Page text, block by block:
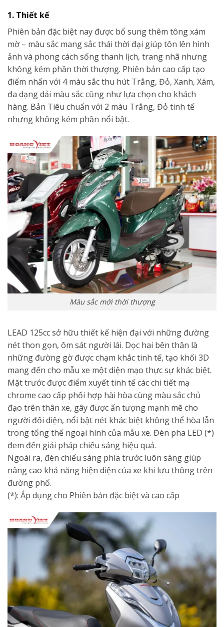
1. Thiết kế
Phiên bản đặc biệt nay được bổ sung thêm tông xám
mờ – màu sắc mang sắc thái thời đại giúp tôn lên hình
ảnh và phong cách sống thanh lịch, trang nhã nhưng
không kém phần thời thượng. Phiên bản cao cấp tạo
điểm nhấn với 4 màu sắc thu hút Trắng, Đỏ, Xanh, Xám,
đa dạng dải màu sắc cũng như lựa chọn cho khách
hàng. Bản Tiêu chuẩn với 2 màu Trắng, Đỏ tinh tế
nhưng không kém phần nổi bật.
Màu sắc mới thời thượng
LEAD 125cc sở hữu thiết kế hiện đại với những đường
nét thon gọn, ôm sát người lái. Dọc hai bên thân là
những đường gờ được chạm khắc tinh tế, tạo khối 3D
mang đến cho mẫu xe một diện mạo thực sự khác biệt.
Mặt trước được điểm xuyết tinh tế các chi tiết mạ
chrome cao cấp phối hợp hài hòa cùng màu sắc chủ
đạo trên thân xe, gây được ấn tượng mạnh mẽ cho
người đối diện, nổi bật nét khác biệt không thể hòa lẫn
trong tổng thể ngoại hình của mẫu xe. Đèn pha LED (*)
đem đến giải pháp chiếu sáng hiệu quả.
Ngoài ra, đèn chiếu sáng phía trước luôn sáng giúp
nâng cao khả năng hiện diện của xe khi lưu thông trên
đường phố.
(*): Áp dụng cho Phiên bản đặc biệt và cao cấp